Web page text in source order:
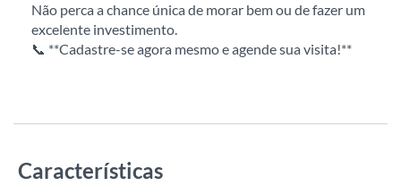
Não perca a chance única de morar bem ou de fazer um
excelente investimento.
📞 **Cadastre-se agora mesmo e agende sua visita!**
Características